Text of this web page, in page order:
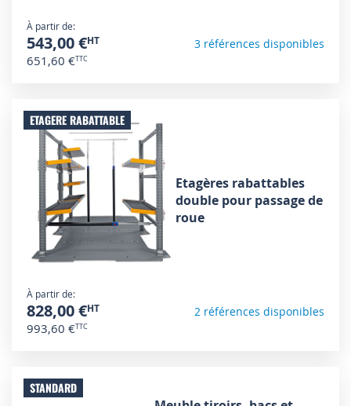
À partir de
543,00 €
651,60 €
3 références disponibles
ETAGERE RABATTABLE
Etagères rabattables
double pour passage de
roue
À partir de
828,00 €
993,60 €
2 références disponibles
STANDARD